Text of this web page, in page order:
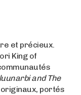
et précieux.
King of
and The
portés